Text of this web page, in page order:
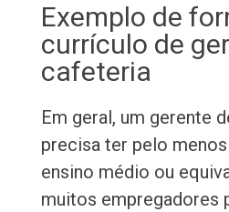
Exemplo de
currículo de
cafeteria
Em geral, um gerente
precisa ter pelo
ensino médio ou
muitos empregadores